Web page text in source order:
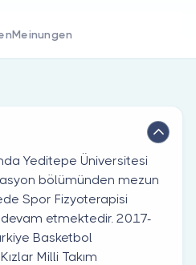
Meinungen
Yeditepe Üniversitesi
bölümünden mezun
Spor Fizyoterapisi
etmektedir. 2017-
Basketbol
Milli Takım